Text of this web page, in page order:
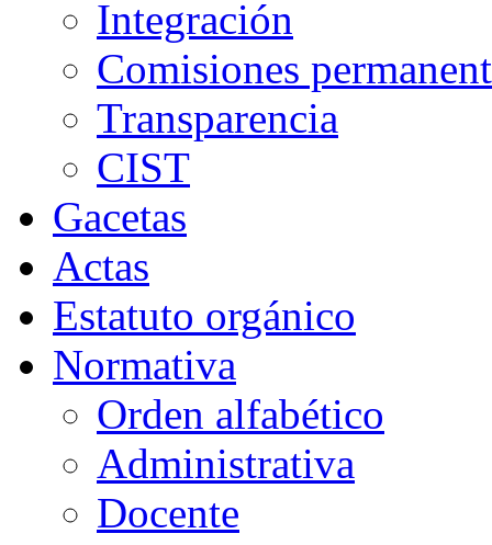
Integración
Comisiones
Transparencia
CIST
Gacetas
Actas
Estatuto orgánico
Normativa
Orden alfabético
Administrativa
Docente